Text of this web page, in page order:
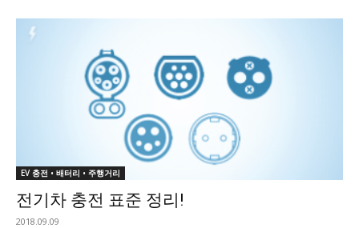
EV 충전 • 배터리 • 주행거리
전기차 충전 표준 정리!
2018.09.09